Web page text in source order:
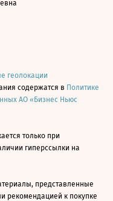
геолокации
содержатся в Политике
АО «Бизнес Ньюс
только при
гиперссылки на
представленные
рекомендацией к покупке